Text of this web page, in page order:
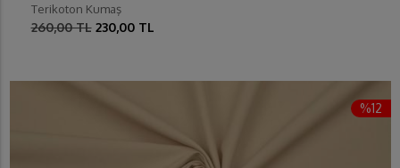
Terikoton Kumaş
260,00 TL 230,00 TL
%12